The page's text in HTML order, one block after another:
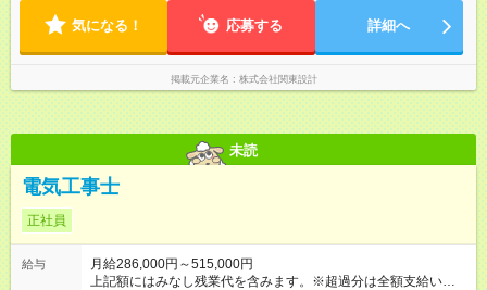
慮なくご相談ください。 ※残業月平均20～30時間程度
気になる！ 応募する 詳細へ
掲載元企業名 株式会社関東設計
未読
電気工事士
正社員
給与
月給286,000円～515,000円
上記額にはみなし残業代を含みます。※超過分は全額支給いたし